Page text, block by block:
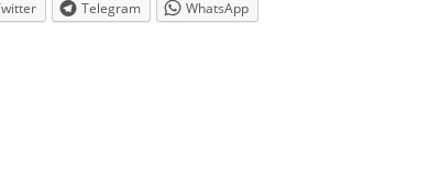
Telegram WhatsApp